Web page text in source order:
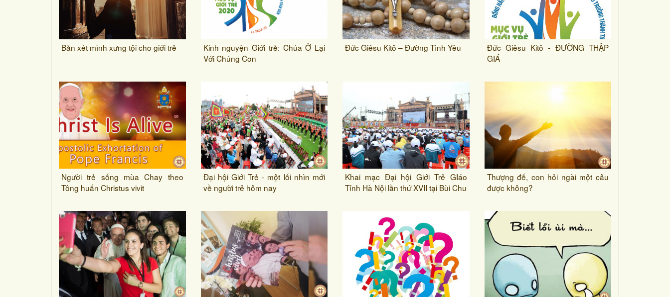
Bản xét mình xưng tội cho giới trẻ
Kinh nguyện Giới trẻ: Chúa Ở Lại
Với Chúng Con
Đức Giêsu Kitô – Đường Tình Yêu
Đức Giêsu Kitô - ĐƯỜNG THẬP
GIÁ
Người trẻ sống mùa Chay theo
Tông huấn Christus vivit
Đại hội Giới Trẻ - một lối nhìn mới
về người trẻ hôm nay
Khai mạc Đại hội Giới Trẻ GIáo
Tỉnh Hà Nội lần thứ XVII tại Bùi Chu
Thượng đế, con hỏi ngài một câu
được không?